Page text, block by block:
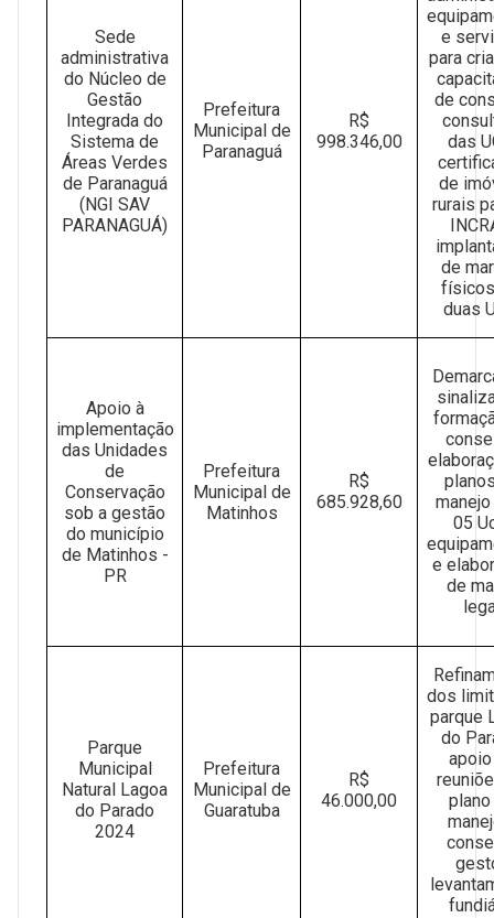
Sede
administrativa
do Núcleo de
Gestão
Integrada do
Sistema de
Áreas Verdes
de Paranaguá
(NGI SAV
PARANAGUÁ)
Prefeitura
Municipal de
Paranaguá
R$
998.346,00
e
para
de
das
de
rurais
de
duas
Apoio à
implementação
das Unidades
de
Conservação
sob a gestão
do município
de Matinhos -
PR
Prefeitura
Municipal de
Matinhos
R$
685.928,60
05
e
de
Parque
Municipal
Natural Lagoa
do Parado
2024
Prefeitura
Municipal de
Guaratuba
R$
46.000,00
dos
parque
do